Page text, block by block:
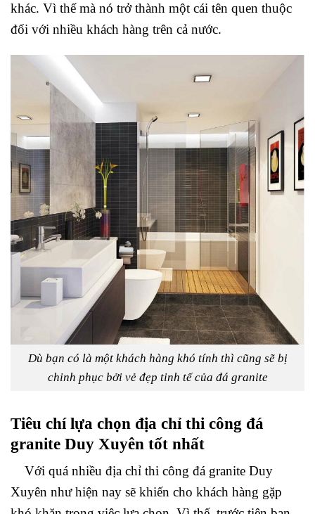
khác. Vì thế mà nó trở thành một cái tên quen thuộc
đối với nhiều khách hàng trên cả nước.
Dù bạn có là một khách hàng khó tính thì cũng sẽ bị
chinh phục bởi vẻ đẹp tinh tế của đá granite
Tiêu chí lựa chọn địa chỉ thi công đá
granite Duy Xuyên tốt nhất
Với quá nhiều địa chỉ thi công đá granite Duy
Xuyên như hiện nay sẽ khiến cho khách hàng gặp